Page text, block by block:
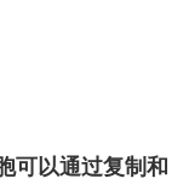
可以通过复制和